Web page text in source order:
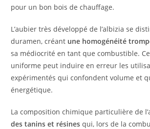
pour un bon bois de chauffage.
L’aubier très développé de l’albizia se
duramen, créant une homogénéité
sa médiocrité en tant que combustible.
uniforme peut induire en erreur les
expérimentés qui confondent volume et
énergétique.
La composition chimique particulière de
des tanins et résines qui, lors de la